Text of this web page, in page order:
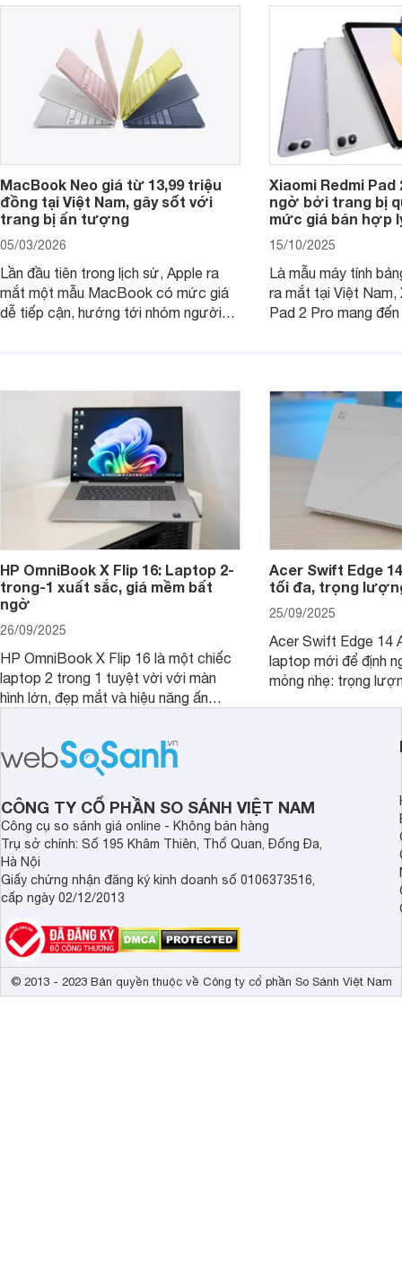
MacBook đáng cân nhắc dành cho
MacBook Neo giá từ 13,99 triệu
đồng tại Việt Nam, gây sốt với
trang bị ấn tượng
05/03/2026
Lần đầu tiên trong lịch sử, Apple ra
mắt một mẫu MacBook có mức giá
dễ tiếp cận, hướng tới nhóm người
hút sự quan tâm lớn từ thị trường.
Xiaomi Redmi Pad
ngờ bởi trang bị
mức giá bán hợp
15/10/2025
Là mẫu máy tính
ra mắt tại Việt Nam,
Pad 2 Pro mang
HP OmniBook X Flip 16: Laptop 2-
trong-1 xuất sắc, giá mềm bất
ngờ
26/09/2025
HP OmniBook X Flip 16 là một chiếc
laptop 2 trong 1 tuyệt vời với màn
hình lớn, đẹp mắt và hiệu năng ấn
mức giá vô cùng hấp dẫn, biến nó trở
thành một lựa chọn “đáng đồng tiền
bát gạo” trên thị trường.
Acer Swift Edge
tối đa, trọng
25/09/2025
Acer Swift Edge 14
laptop mới để định
mỏng nhẹ: trọng
năng AI hàng đầu,
CÔNG TY CỔ PHẦN SO SÁNH VIỆT NAM
Công cụ so sánh giá online - Không bán hàng
Trụ sở chính: Số 195 Khâm Thiên, Thổ Quan, Đống Đa,
Hà Nội
Giấy chứng nhận đăng ký kinh doanh số 0106373516,
cấp ngày 02/12/2013
© 2013 - 2023 Bản quyền thuộc về Công ty cổ phần So Sánh Việt Nam